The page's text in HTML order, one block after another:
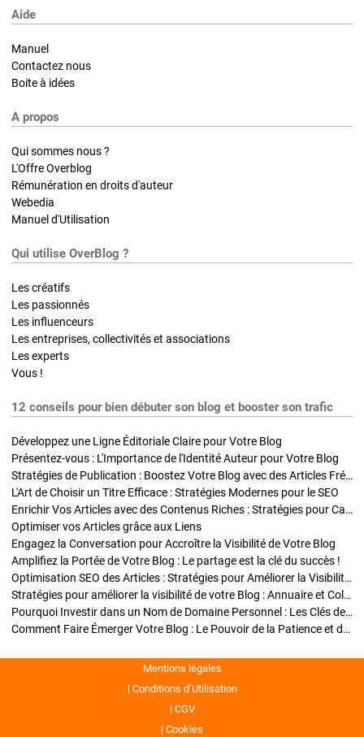
Aide
Manuel
Contactez nous
Boite à idées
A propos
Qui sommes nous ?
L'Offre Overblog
Rémunération en droits d'auteur
Webedia
Manuel d'Utilisation
Qui utilise OverBlog ?
Les créatifs
Les passionnés
Les influenceurs
Les entreprises, collectivités et associations
Les experts
Vous !
12 conseils pour bien débuter son blog et booster son trafic
Développez une Ligne Éditoriale Claire pour Votre Blog
Présentez-vous : L'Importance de l'Identité Auteur pour Votre Blog
Stratégies de Publication : Boostez Votre Blog avec des Articles Fréquents et Exclusifs
L'Art de Choisir un Titre Efficace : Stratégies Modernes pour le SEO
Enrichir Vos Articles avec des Contenus Riches : Stratégies pour Captiver et Optimiser
Optimiser vos Articles grâce aux Liens
Engagez la Conversation pour Accroître la Visibilité de Votre Blog
Amplifiez la Portée de Votre Blog : Le partage est la clé du succès !
Optimisation SEO des Articles : Stratégies pour Améliorer la Visibilité de Votre Blog
Stratégies pour améliorer la visibilité de votre Blog : Annuaire et Collaborations
Pourquoi Investir dans un Nom de Domaine Personnel : Les Clés de la Réussite de Votre Blog
Comment Faire Émerger Votre Blog : Le Pouvoir de la Patience et de la Persévérance
Mentions légales
Conditions d’Utilisation
CGV
Cookies